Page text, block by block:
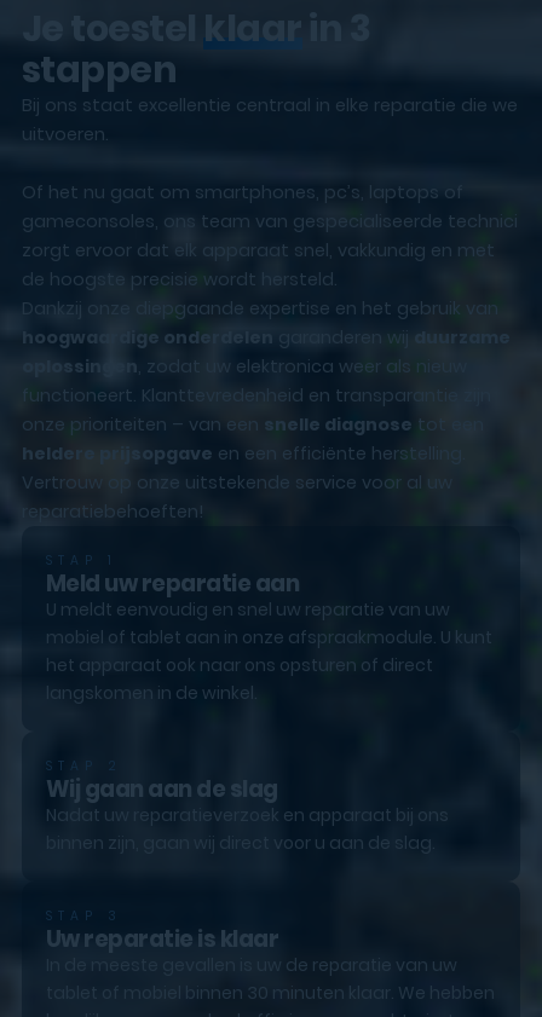
Je toestel klaar
stappen
Bij ons staat excellentie centraal in elke reparatie die we
uitvoeren.
Of het nu gaat om smartphones, pc’s, laptops of
gameconsoles, ons team van gespecialiseerde technici
zorgt ervoor dat elk apparaat snel, vakkundig en met
de hoogste precisie wordt hersteld.
Dankzij onze diepgaande expertise en het gebruik van
hoogwaardige onderdelen
garanderen wij
duurzame
oplossingen, zodat uw elektronica weer als nieuw
functioneert. Klanttevredenheid en transparantie zijn
onze prioriteiten – van een snelle diagnose tot een
heldere prijsopgave en een efficiënte herstelling.
Vertrouw op onze uitstekende service voor al uw
reparatiebehoeften!
STAP 1
Meld uw reparatie aan
U meldt eenvoudig en snel uw reparatie van uw
mobiel of tablet aan in onze afspraakmodule. U kunt
het apparaat ook naar ons opsturen of direct
langskomen in de winkel.
STAP 2
Wij gaan aan de slag
Nadat uw reparatieverzoek en apparaat bij ons
binnen zijn, gaan wij direct voor u aan de slag.
STAP 3
Uw reparatie is klaar
In de meeste gevallen is uw de reparatie van uw
tablet of mobiel binnen 30 minuten klaar. We hebben